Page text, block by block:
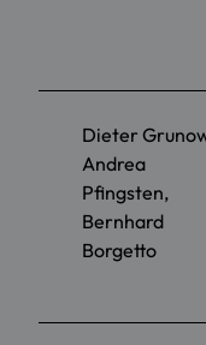
Dieter
Andrea
Pfingsten,
Bernhard
Borgetto